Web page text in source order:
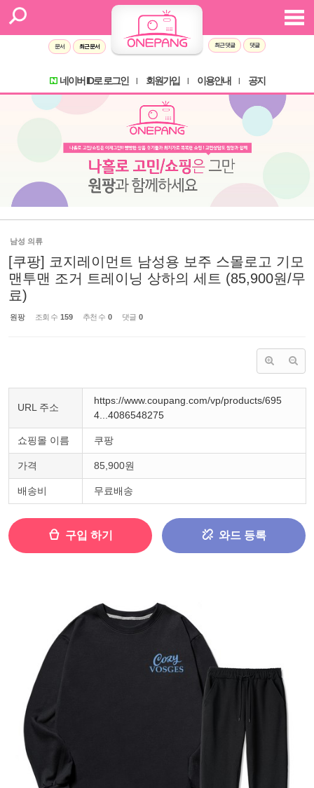
문서 최근 문서 최근 댓글 댓글
네이버 ID로 로그인 회원가입 이용안내 공지
남성 의류
[쿠팡] 코지레이먼트 남성용 보주 스몰로고 기모
맨투맨 조거 트레이닝 상하의 세트 (85,900원/무
료)
원팡 조회 수 159 추천 수 0 댓글 0
URL 주소
https://www.coupang.com/vp/products/695
4...4086548275
쇼핑몰 이름 쿠팡
가격 85,900원
배송비 무료배송
구입 하기 와드 등록